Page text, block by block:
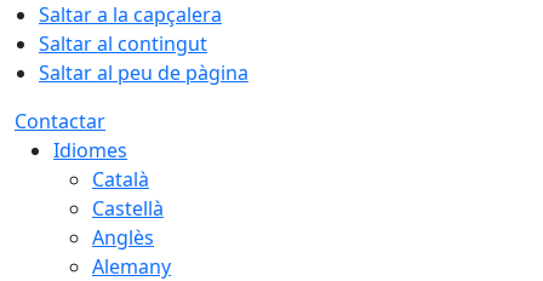
Saltar a la capçalera
Saltar al contingut
Saltar al peu de pàgina
Contactar
Idiomes
Català
Castellà
Anglès
Alemany